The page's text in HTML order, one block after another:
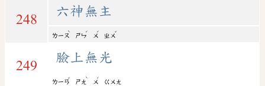
248
六神無主
ㄌㄧㄡ
ˋ
ㄕㄣ
ˊ
ㄨ
ˊ
ㄓㄨ
ˇ
249
臉上無光
ㄌㄧㄢ
ˇ
ㄕㄤ
ˋ
ㄨ
ˊ
ㄍㄨㄤ